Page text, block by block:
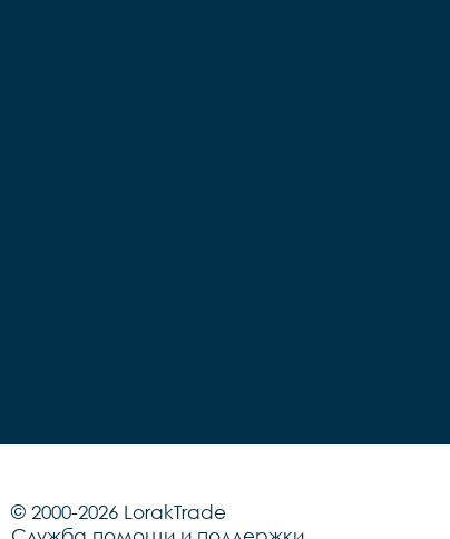
© 2000-2026 LorakTrade